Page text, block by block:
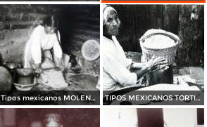
Tipos mexicanos MOLENDERA TIPOS MEXICANOS TORTILLERA por el fotografo MANUEL CARRILLO